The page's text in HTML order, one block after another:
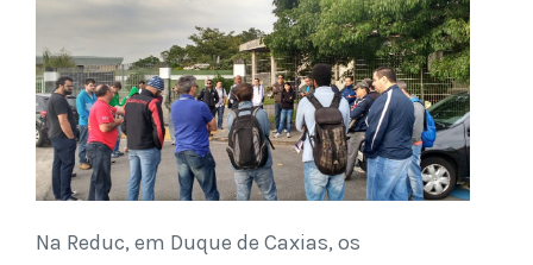
Na Reduc, em Duque de Caxias, os